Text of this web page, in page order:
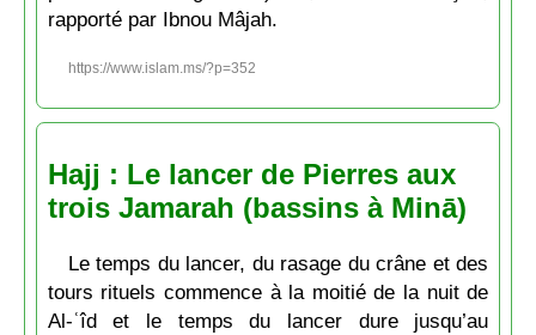
rapporté par Ibnou Mâjah.
https://www.islam.ms/?p=352
Hajj : Le lancer de Pierres aux
trois Jamarah (bassins à Minā)
Le temps du lancer, du rasage du crâne et des
tours rituels commence à la moitié de la nuit de
Al-ʿîd et le temps du lancer dure jusqu’au